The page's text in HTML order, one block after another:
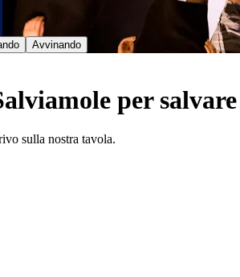
Avvinando
per
sulla nostra tavola.